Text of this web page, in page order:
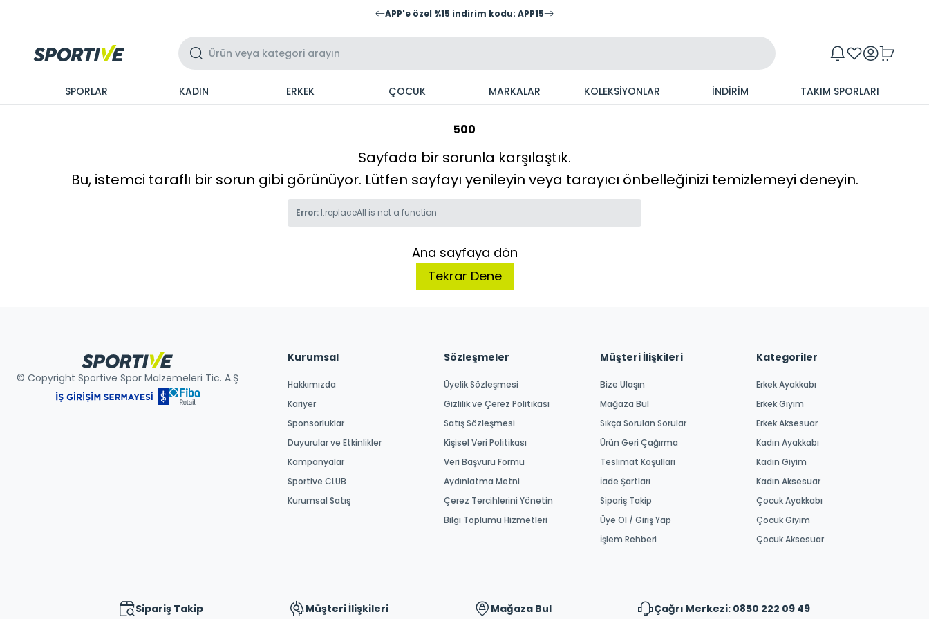
APP'e özel %15 indirim kodu: APP15
SPORLAR KADIN ERKEK ÇOCUK MARKALAR KOLEKSİYONLAR İNDİRİM TAKIM SPORLARI
500
Sayfada bir sorunla karşılaştık.
Bu, istemci taraflı bir sorun gibi görünüyor. Lütfen sayfayı yenileyin veya tarayıcı önbelleğinizi temizlemeyi deneyin.
Error: l.replaceAll is not a function
Ana sayfaya dön
Tekrar Dene
© Copyright Sportive Spor Malzemeleri Tic. A.Ş
Kurumsal
Hakkımızda
Kariyer
Sponsorluklar
Duyurular ve Etkinlikler
Kampanyalar
Sportive CLUB
Kurumsal Satış
Sözleşmeler
Üyelik Sözleşmesi
Gizlilik ve Çerez Politikası
Satış Sözleşmesi
Kişisel Veri Politikası
Veri Başvuru Formu
Aydınlatma Metni
Çerez Tercihlerini Yönetin
Bilgi Toplumu Hizmetleri
Müşteri İlişkileri
Bize Ulaşın
Mağaza Bul
Sıkça Sorulan Sorular
Ürün Geri Çağırma
Teslimat Koşulları
İade Şartları
Sipariş Takip
Üye Ol / Giriş Yap
İşlem Rehberi
Kategoriler
Erkek Ayakkabı
Erkek Giyim
Erkek Aksesuar
Kadın Ayakkabı
Kadın Giyim
Kadın Aksesuar
Çocuk Ayakkabı
Çocuk Giyim
Çocuk Aksesuar
Sipariş Takip Müşteri İlişkileri Mağaza Bul Çağrı Merkezi: 0850 222 09 49